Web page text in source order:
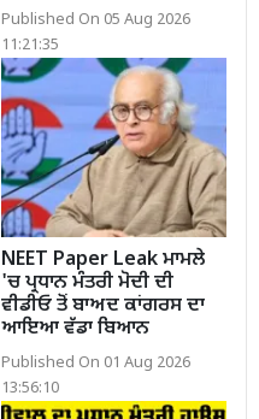
Published On 05 Aug 2026
11:21:35
NEET Paper Leak ਮਾਮਲੇ
'ਚ ਪ੍ਰਧਾਨ ਮੰਤਰੀ ਮੋਦੀ ਦੀ
ਵੀਡੀਓ ਤੋਂ ਬਾਅਦ ਕਾਂਗਰਸ ਦਾ
ਆਇਆ ਵੱਡਾ ਬਿਆਨ
Published On 01 Aug 2026
13:56:10